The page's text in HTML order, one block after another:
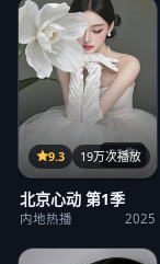
32集
9.3 19万次播放
北京心动 第1季
内地热播 2025